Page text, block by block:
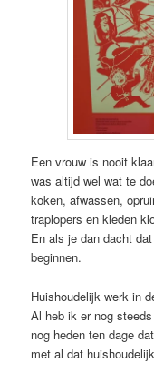
Een vrouw is nooit
was altijd wel wat te
koken, afwassen,
traplopers en kleden
En als je dan dacht
beginnen.
Huishoudelijk werk in
Al heb ik er nog
nog heden ten dage
met al dat